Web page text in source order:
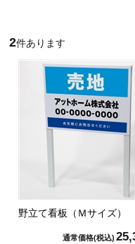
2件あります
野立て看板（Ｍサイズ）
通常価格(税込)